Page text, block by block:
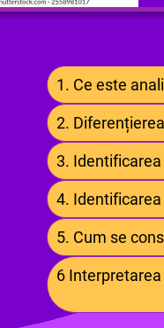
1. Ce este
2.
3.
4.
5. Cum se
6